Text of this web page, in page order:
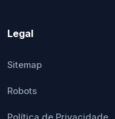
Legal
Sitemap
Robots